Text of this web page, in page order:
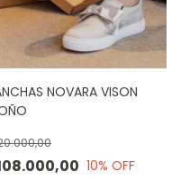
NOVARA VISON
10% OFF